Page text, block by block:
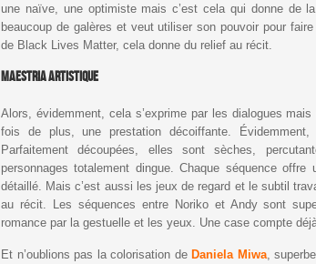
une naïve, une optimiste mais c’est cela qui donne de
beaucoup de galères et veut utiliser son pouvoir pour
de Black Lives Matter, cela donne du relief au récit.
Maestria artistique
Alors, évidemment, cela s’exprime par les dialogues
fois de plus, une prestation décoiffante. Évidemment,
Parfaitement découpées, elles sont sèches,
personnages totalement dingue. Chaque séquence
détaillé. Mais c’est aussi les jeux de regard et le subtil
au récit. Les séquences entre Noriko et Andy sont
romance par la gestuelle et les yeux. Une case compte
Et n’oublions pas la colorisation de Daniela Miwa,